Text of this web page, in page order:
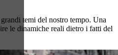
temi del nostro tempo. Una
le dinamiche reali dietro i fatti del